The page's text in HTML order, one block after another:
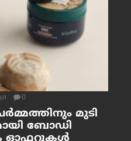
0
മുടി
ബോഡി
ഓഫറുകൾ